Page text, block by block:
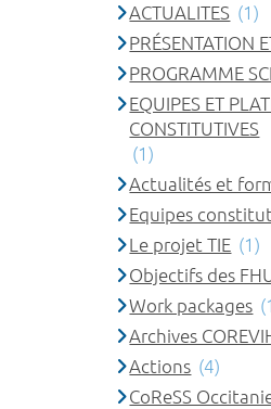
ACTUALITES (1)
PRÉSENTATION
PROGRAMME
EQUIPES ET
CONSTITUTIVES
(1)
Actualités et
Equipes
Le projet TIE (1)
Objectifs des
Work packages
Archives
Actions (4)
CoReSS